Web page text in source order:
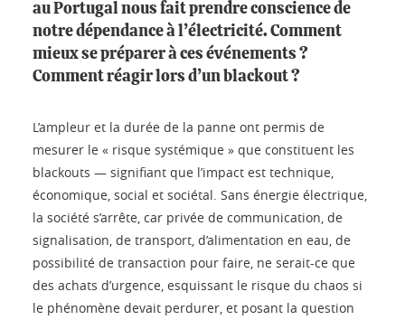
au Portugal nous fait prendre conscience de
notre dépendance à l’électricité. Comment
mieux se préparer à ces événements ?
Comment réagir lors d’un blackout ?
L’ampleur et la durée de la panne ont permis de
mesurer le « risque systémique » que constituent les
blackouts — signifiant que l’impact est technique,
économique, social et sociétal. Sans énergie électrique,
la société s’arrête, car privée de communication, de
signalisation, de transport, d’alimentation en eau, de
possibilité de transaction pour faire, ne serait-ce que
des achats d’urgence, esquissant le risque du chaos si
le phénomène devait perdurer, et posant la question